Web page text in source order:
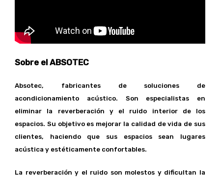
Sobre el ABSOTEC
Absotec, fabricantes de soluciones de
acondicionamiento acústico. Son especialistas en
eliminar la reverberación y el ruido interior de los
espacios. Su objetivo es mejorar la calidad de vida de sus
clientes, haciendo que sus espacios sean lugares
acústica y estéticamente confortables.
La reverberación y el ruido son molestos y dificultan la